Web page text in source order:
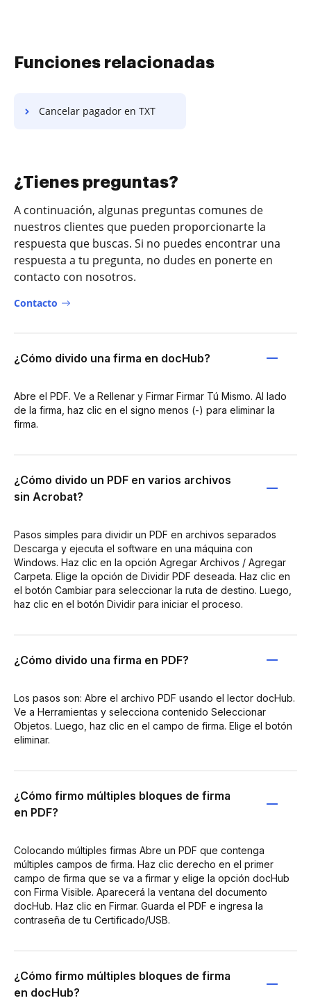
Funciones relacionadas
Cancelar pagador en TXT
¿Tienes preguntas?
A continuación, algunas preguntas comunes de
nuestros clientes que pueden proporcionarte la
respuesta que buscas. Si no puedes encontrar una
respuesta a tu pregunta, no dudes en ponerte en
contacto con nosotros.
Contacto
¿Cómo divido una firma en docHub?
Abre el PDF. Ve a Rellenar y Firmar Firmar Tú Mismo. Al lado
de la firma, haz clic en el signo menos (-) para eliminar la
firma.
¿Cómo divido un PDF en varios archivos
sin Acrobat?
Pasos simples para dividir un PDF en archivos separados
Descarga y ejecuta el software en una máquina con
Windows. Haz clic en la opción Agregar Archivos / Agregar
Carpeta. Elige la opción de Dividir PDF deseada. Haz clic en
el botón Cambiar para seleccionar la ruta de destino. Luego,
haz clic en el botón Dividir para iniciar el proceso.
¿Cómo divido una firma en PDF?
Los pasos son: Abre el archivo PDF usando el lector docHub.
Ve a Herramientas y selecciona contenido Seleccionar
Objetos. Luego, haz clic en el campo de firma. Elige el botón
eliminar.
¿Cómo firmo múltiples bloques de firma
en PDF?
Colocando múltiples firmas Abre un PDF que contenga
múltiples campos de firma. Haz clic derecho en el primer
campo de firma que se va a firmar y elige la opción docHub
con Firma Visible. Aparecerá la ventana del documento
docHub. Haz clic en Firmar. Guarda el PDF e ingresa la
contraseña de tu Certificado/USB.
¿Cómo firmo múltiples bloques de firma
en docHub?